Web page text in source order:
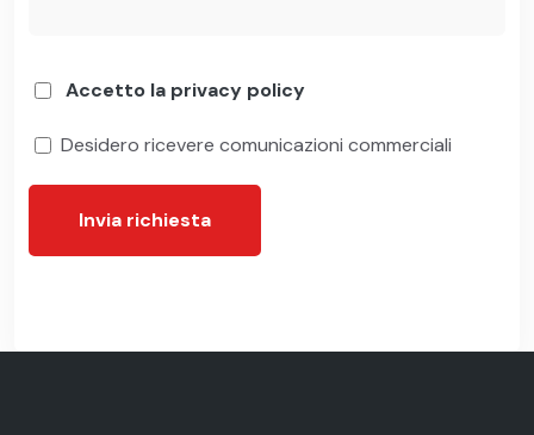
Accetto la privacy policy
Desidero ricevere comunicazioni commerciali
Invia richiesta